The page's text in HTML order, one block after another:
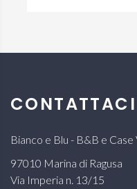
CONTATTACI
Bianco e Blu - B&B e Case
97010 Marina di Ragusa
Via Imperia n. 13/15